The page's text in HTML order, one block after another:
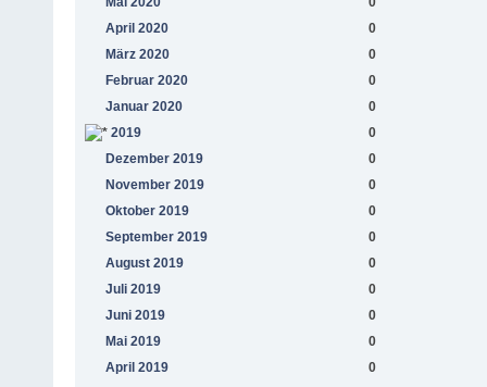
April 2020
0
März 2020
0
Februar 2020
0
Januar 2020
0
2019
0
Dezember 2019
0
November 2019
0
Oktober 2019
0
September 2019
0
August 2019
0
Juli 2019
0
Juni 2019
0
Mai 2019
0
April 2019
0